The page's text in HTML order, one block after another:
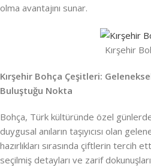
olma avantajını sunar.
Kırşehir
Kırşehir Bohça Çeşitleri:
Buluştuğu Nokta
Bohça, Türk kültüründe özel
duygusal anıların taşıyıcısı olan
hazırlıkları sırasında çiftlerin tercih
seçilmiş detayları ve zarif